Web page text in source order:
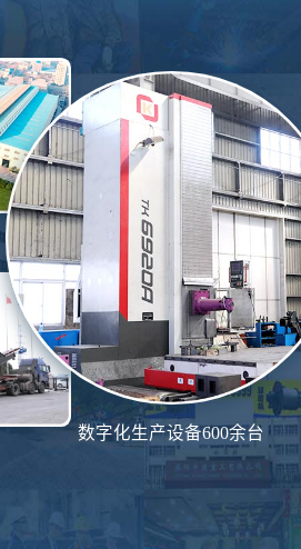
数字化生产设备600余台